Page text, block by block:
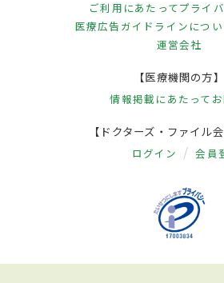
ご利用にあたってプライ
医療広告ガイドラインにつ
運営会社
【医療機関の方】
情報掲載にあたって
【ドクターズ・ファイル
ログイン 会員